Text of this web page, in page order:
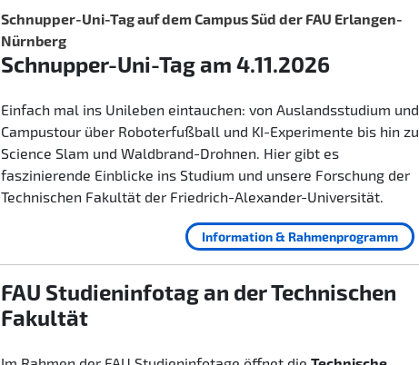
Schnupper-Uni-Tag auf dem Campus Süd der FAU Erlangen-
Nürnberg
Schnupper-Uni-Tag am 4.11.2026
Einfach mal ins Unileben eintauchen: von Auslandsstudium und
Campustour über Roboterfußball und KI-Experimente bis hin zu
Science Slam und Waldbrand-Drohnen. Hier gibt es
faszinierende Einblicke ins Studium und unsere Forschung der
Technischen Fakultät der Friedrich-Alexander-Universität.
Information & Rahmenprogramm
FAU Studieninfotag an der Technischen
Fakultät